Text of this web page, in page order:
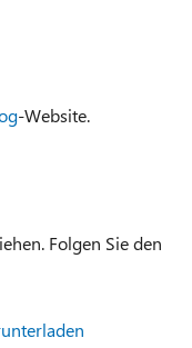
-Website.
Folgen Sie den